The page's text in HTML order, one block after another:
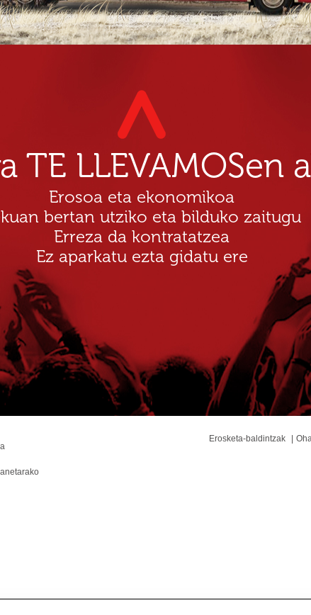
TE LLEVAMOSen
Erosoa eta ekonomikoa
bertan utziko eta bilduko zaitugu
Erreza da kontratatzea
Ez aparkatu ezta gidatu ere
Erosketa-baldintzak